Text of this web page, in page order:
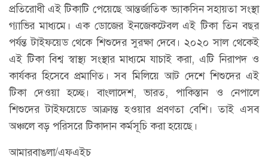
প্রতিরোধী এই টিকাটি পেয়েছে আন্তর্জাতিক ভ্যাকসিন সহায়তা সংস্থা
গ্যাভির মাধ্যমে। এক ডোজের ইনজেকটেবল এই টিকা তিন বছর
পর্যন্ত টাইফয়েড থেকে শিশুদের সুরক্ষা দেবে। ২০২০ সাল থেকেই
এই টিকা বিশ্ব স্বাস্থ্য সংস্থার মাধ্যমে যাচাই করা, এটি নিরাপদ ও
কার্যকর হিসেবে প্রমাণিত। সব মিলিয়ে আট দেশে শিশুদের এই
টিকা দেওয়া হচ্ছে। বাংলাদেশ, ভারত, পাকিস্তান ও নেপালে
শিশুদের টাইফয়েডে আক্রান্ত হওয়ার প্রবণতা বেশি। তাই এসব
অঞ্চলে বড় পরিসরে টিকাদান কর্মসূচি করা হয়েছে।
আমারবাঙলা/এফএইচ